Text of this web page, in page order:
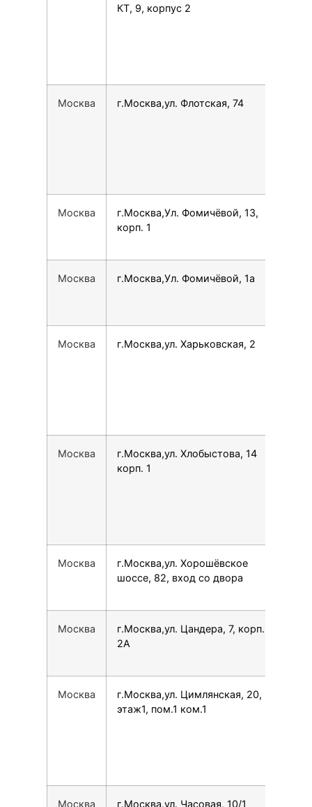
КТ, 9, корпус 2
Москва г.Москва,ул. Флотская, 74
Москва
г.Москва,Ул. Фомичёвой, 13,
корп. 1
Москва г.Москва,Ул. Фомичёвой, 1а
Москва г.Москва,ул. Харьковская, 2
Москва
г.Москва,ул. Хлобыстова, 14
корп. 1
Москва
г.Москва,ул. Хорошёвское
шоссе, 82, вход со двора
Москва
г.Москва,ул. Цандера, 7, корп.
2А
Москва
г.Москва,ул. Цимлянская, 20,
этаж1, пом.1 ком.1
Москва г.Москва,ул. Часовая, 10/1